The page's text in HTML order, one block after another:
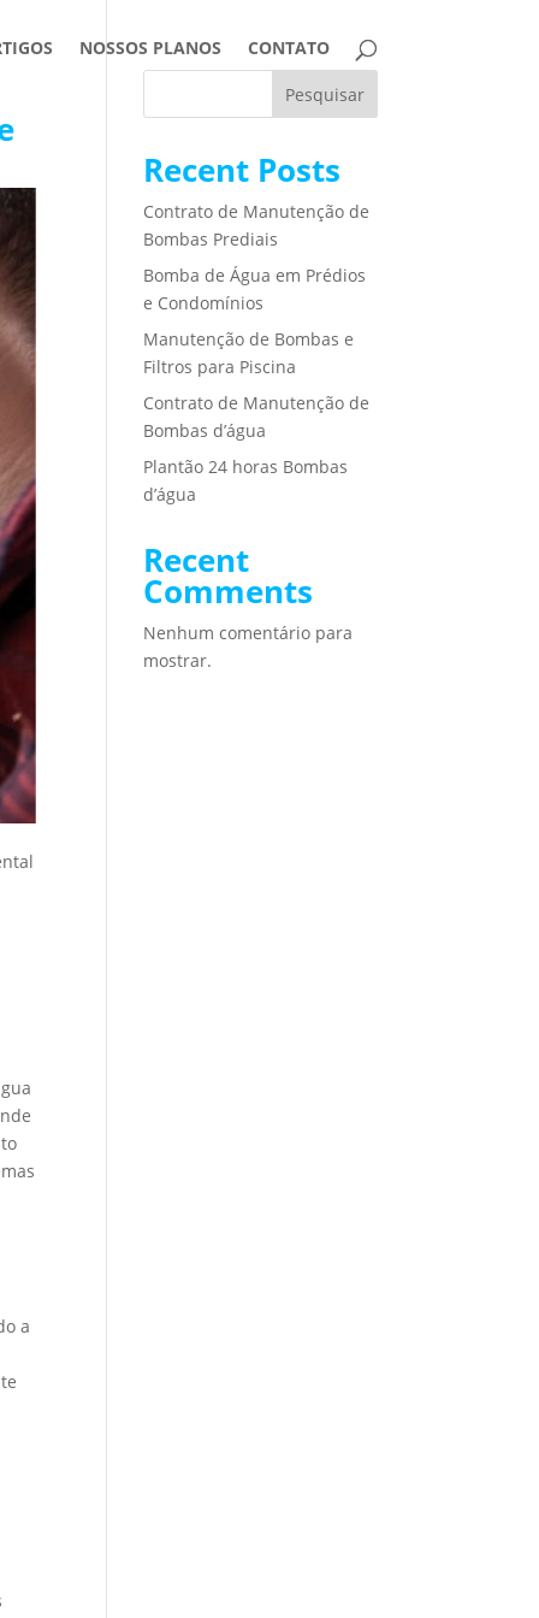
NOSSOS PLANOS CONTATO
a
Pesquisar
Recent Posts
Contrato de Manutenção de
Bombas Prediais
Bomba de Água em Prédios
e Condomínios
Manutenção de Bombas e
Filtros para Piscina
Contrato de Manutenção de
Bombas d’água
Plantão 24 horas Bombas
d’água
Recent
Comments
Nenhum comentário para
mostrar.